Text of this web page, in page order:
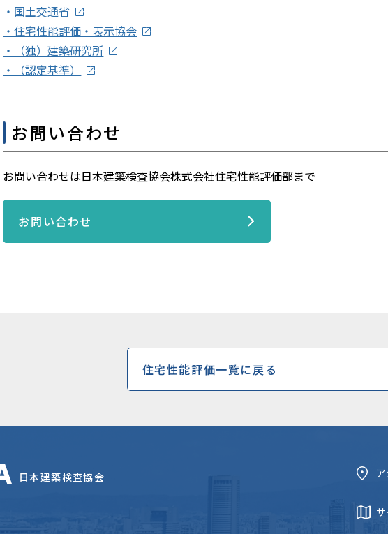
・国土交通省
・住宅性能評価・表示協会
・（独）建築研究所
・（認定基準）
お問い合わせ
お問い合わせは日本建築検査協会株式会社住宅性能評価部まで
お問い合わせ
住宅性能評価一覧に戻る
日本建築検査協会